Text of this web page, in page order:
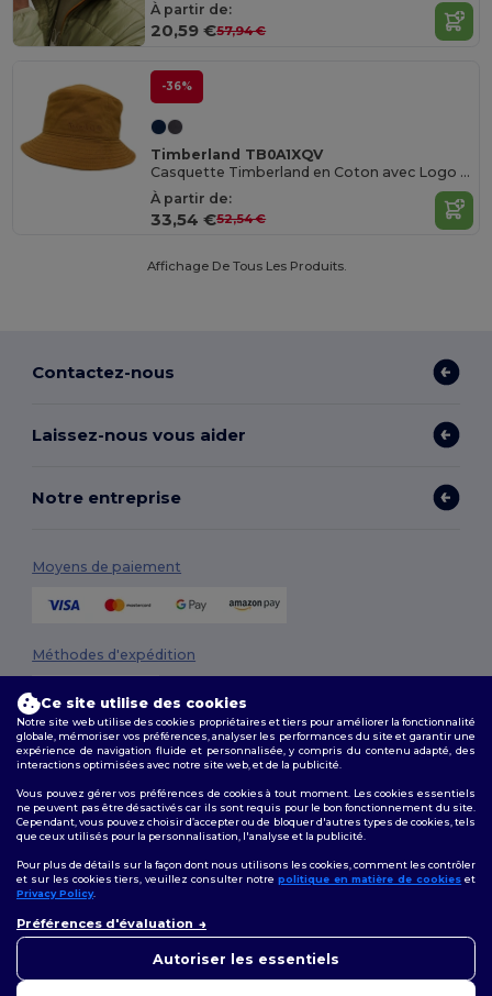
À partir de:
20,59 €57,94 €
-36%
Timberland TB0A1XQV
Casquette Timberland en Coton avec Logo 3D
À partir de:
33,54 €52,54 €
Affichage De Tous Les Produits.
Contactez-nous
Laissez-nous vous aider
Notre entreprise
Moyens de paiement
Méthodes d'expédition
Conditions Générales|Politique de personnalisation
Confidentialité|Politique de Cookies|Plan du Site
Suivez-nous
Ce site utilise des cookies
Notre site web utilise des cookies propriétaires et tiers pour améliorer la fonctionnalité
globale, mémoriser vos préférences, analyser les performances du site et garantir une
expérience de navigation fluide et personnalisée, y compris du contenu adapté, des
interactions optimisées avec notre site web, et de la publicité.
Vous pouvez gérer vos préférences de cookies à tout moment. Les cookies essentiels
ne peuvent pas être désactivés car ils sont requis pour le bon fonctionnement du site.
Cependant, vous pouvez choisir d’accepter ou de bloquer d'autres types de cookies, tels
que ceux utilisés pour la personnalisation, l'analyse et la publicité.
Pour plus de détails sur la façon dont nous utilisons les cookies, comment les contrôler
et sur les cookies tiers, veuillez consulter notre politique en matière de cookies et
Privacy Policy.
Préférences d'évaluation
Autoriser les essentiels
pouvez nous contacter à tout